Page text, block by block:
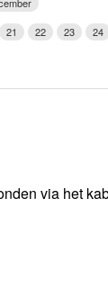
Weerman
21 22 23 24
via het